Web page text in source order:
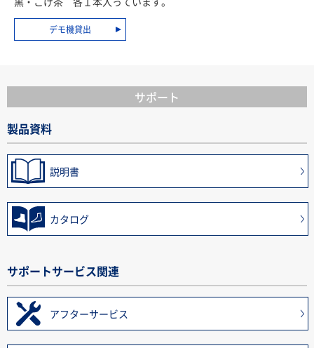
デモ機貸出
サポート
製品資料
説明書
カタログ
サポートサービス関連
アフターサービス